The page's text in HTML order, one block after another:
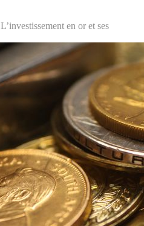
L’investissement en or et ses